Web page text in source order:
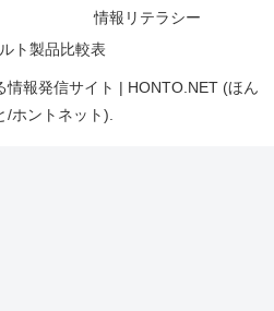
情報リテラシー
ト製品比較表
報発信サイト | HONTO.NET (ほん
/ホントネット).